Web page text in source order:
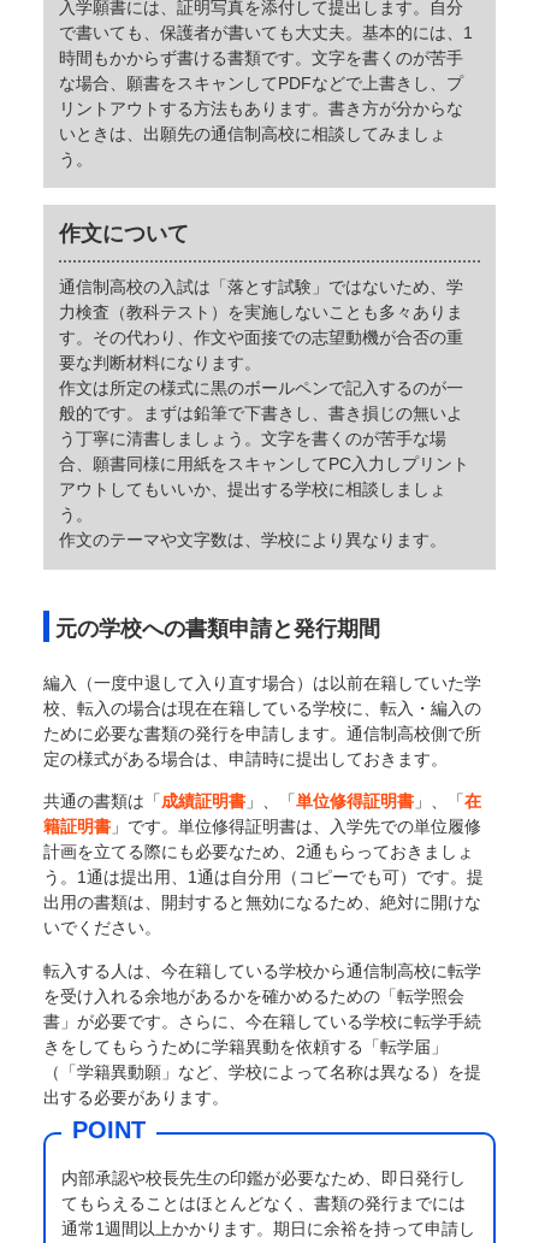
入学願書には、証明写真を添付して提出します。自分
で書いても、保護者が書いても大丈夫。基本的には、1
時間もかからず書ける書類です。文字を書くのが苦手
な場合、願書をスキャンしてPDFなどで上書きし、プ
リントアウトする方法もあります。書き方が分からな
いときは、出願先の通信制高校に相談してみましょ
う。
作文について
通信制高校の入試は「落とす試験」ではないため、学
力検査（教科テスト）を実施しないことも多々ありま
す。その代わり、作文や面接での志望動機が合否の重
要な判断材料になります。
作文は所定の様式に黒のボールペンで記入するのが一
般的です。まずは鉛筆で下書きし、書き損じの無いよ
う丁寧に清書しましょう。文字を書くのが苦手な場
合、願書同様に用紙をスキャンしてPC入力しプリント
アウトしてもいいか、提出する学校に相談しましょ
う。
作文のテーマや文字数は、学校により異なります。
元の学校への書類申請と発行期間
編入（一度中退して入り直す場合）は以前在籍していた学
校、転入の場合は現在在籍している学校に、転入・編入の
ために必要な書類の発行を申請します。通信制高校側で所
定の様式がある場合は、申請時に提出しておきます。
共通の書類は「成績証明書」、「単位修得証明書」、「在
籍証明書」です。単位修得証明書は、入学先での単位履修
計画を立てる際にも必要なため、2通もらっておきましょ
う。1通は提出用、1通は自分用（コピーでも可）です。提
出用の書類は、開封すると無効になるため、絶対に開けな
いでください。
転入する人は、今在籍している学校から通信制高校に転学
を受け入れる余地があるかを確かめるための「転学照会
書」が必要です。さらに、今在籍している学校に転学手続
きをしてもらうために学籍異動を依頼する「転学届」
（「学籍異動願」など、学校によって名称は異なる）を提
出する必要があります。
内部承認や校長先生の印鑑が必要なため、即日発行し
てもらえることはほとんどなく、書類の発行までには
通常1週間以上かかります。期日に余裕を持って申請し